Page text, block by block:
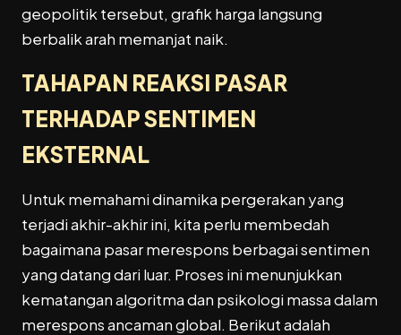
geopolitik tersebut, grafik harga langsung
berbalik arah memanjat naik.
TAHAPAN REAKSI PASAR
TERHADAP SENTIMEN
EKSTERNAL
Untuk memahami dinamika pergerakan yang
terjadi akhir-akhir ini, kita perlu membedah
bagaimana pasar merespons berbagai sentimen
yang datang dari luar. Proses ini menunjukkan
kematangan algoritma dan psikologi massa dalam
merespons ancaman global. Berikut adalah